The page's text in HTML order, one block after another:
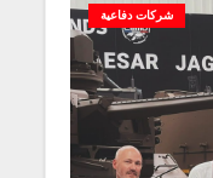
شركات دفاعية